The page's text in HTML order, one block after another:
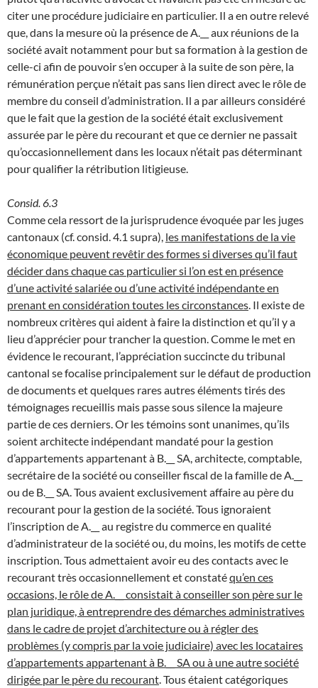
citer une procédure judiciaire en particulier. Il a en outre relevé
que, dans la mesure où la présence de A.__ aux réunions de la
société avait notamment pour but sa formation à la gestion de
celle-ci afin de pouvoir s’en occuper à la suite de son père, la
rémunération perçue n’était pas sans lien direct avec le rôle de
membre du conseil d’administration. Il a par ailleurs considéré
que le fait que la gestion de la société était exclusivement
assurée par le père du recourant et que ce dernier ne passait
qu’occasionnellement dans les locaux n’était pas déterminant
pour qualifier la rétribution litigieuse.
Consid. 6.3
Comme cela ressort de la jurisprudence évoquée par les juges
cantonaux (cf. consid. 4.1 supra), les manifestations de la vie
économique peuvent revêtir des formes si diverses qu’il faut
décider dans chaque cas particulier si l’on est en présence
d’une activité salariée ou d’une activité indépendante en
prenant en considération toutes les circonstances . Il existe de
nombreux critères qui aident à faire la distinction et qu’il y a
lieu d’apprécier pour trancher la question. Comme le met en
évidence le recourant, l’appréciation succincte du tribunal
cantonal se focalise principalement sur le défaut de production
de documents et quelques rares autres éléments tirés des
témoignages recueillis mais passe sous silence la majeure
partie de ces derniers. Or les témoins sont unanimes, qu’ils
soient architecte indépendant mandaté pour la gestion
d’appartements appartenant à B.__ SA, architecte, comptable,
secrétaire de la société ou conseiller fiscal de la famille de A.__
ou de B.__ SA. Tous avaient exclusivement affaire au père du
recourant pour la gestion de la société. Tous ignoraient
l’inscription de A.__ au registre du commerce en qualité
d’administrateur de la société ou, du moins, les motifs de cette
inscription. Tous admettaient avoir eu des contacts avec le
recourant très occasionnellement et constatéqu’en ces
occasions, le rôle de A.__ consistait à conseiller son père sur le
plan juridique, à entreprendre des démarches administratives
dans le cadre de projet d’architecture ou à régler des
problèmes (y compris par la voie judiciaire) avec les locataires
d’appartements appartenant à B.__ SA ou à une autre société
dirigée par le père du recourant . Tous étaient catégoriques